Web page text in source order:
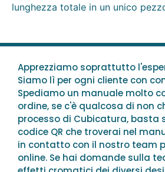
lunghezza totale in un unico
Apprezziamo soprattutto
Siamo lì per ogni cliente con
Spediamo un manuale molto
ordine, se c'è qualcosa di non
processo di Cubicatura, basta
codice QR che troverai nel
in contatto con il nostro team
online. Se hai domande sulla